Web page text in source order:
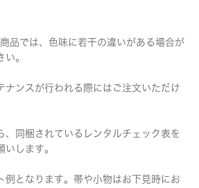
品では、色味に若干の違いがある場合が
。
ンスが行われる際にはご注文いただけ
同梱されているレンタルチェック表を
します。
となります。帯や小物はお下見時にお